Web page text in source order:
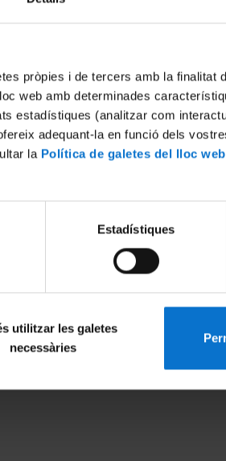
pròpies i de tercers amb la finalitat
web amb determinades
estadístiques (analitzar com
adequant-la en funció dels
la Política de galetes del lloc
Estadístiques
utilitzar les galetes
necessàries
Terms and